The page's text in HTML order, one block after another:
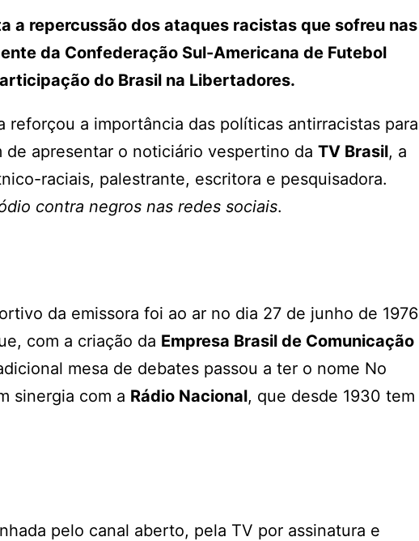
a repercussão dos ataques racistas que sofreu nas
da Confederação Sul-Americana de Futebol
do Brasil na Libertadores.
reforçou a importância das políticas antirracistas para
apresentar o noticiário vespertino da TV Brasil, a
raciais, palestrante, escritora e pesquisadora.
contra negros nas redes sociais.
da emissora foi ao ar no dia 27 de junho de 1976
com a criação da Empresa Brasil de Comunicação
mesa de debates passou a ter o nome No
sinergia com a Rádio Nacional, que desde 1930 tem
pelo canal aberto, pela TV por assinatura e